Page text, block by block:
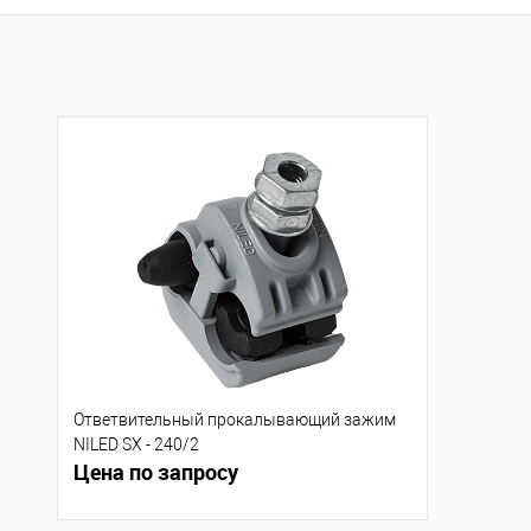
Ответвительный прокалывающий зажим
NILED SX - 240/2
Цена по запросу